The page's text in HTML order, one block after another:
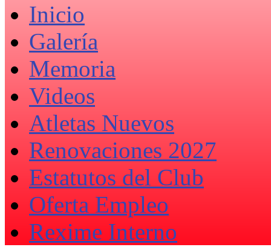
Inicio
Galería
Memoria
Videos
Atletas Nuevos
Renovaciones 2027
Estatutos del Club
Oferta Empleo
Rexime Interno